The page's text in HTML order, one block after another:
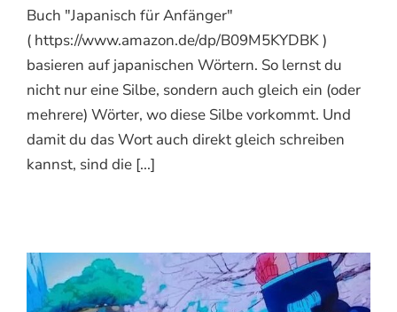
Buch "Japanisch für Anfänger"
( https://www.amazon.de/dp/B09M5KYDBK )
basieren auf japanischen Wörtern. So lernst du
nicht nur eine Silbe, sondern auch gleich ein (oder
mehrere) Wörter, wo diese Silbe vorkommt. Und
damit du das Wort auch direkt gleich schreiben
kannst, sind die [...]